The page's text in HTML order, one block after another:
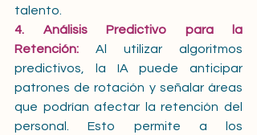
talento.
4. Análisis Predictivo para la
Retención: Al utilizar algoritmos
predictivos, la IA puede anticipar
patrones de rotación y señalar áreas
que podrían afectar la retención del
personal. Esto permite a los